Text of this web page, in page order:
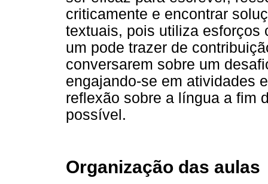
criticamente e encontrar
textuais, pois utiliza esforços
um pode trazer de
conversarem sobre um
engajando-se em atividades
reflexão sobre a língua a fim
possível.
Organização das aulas